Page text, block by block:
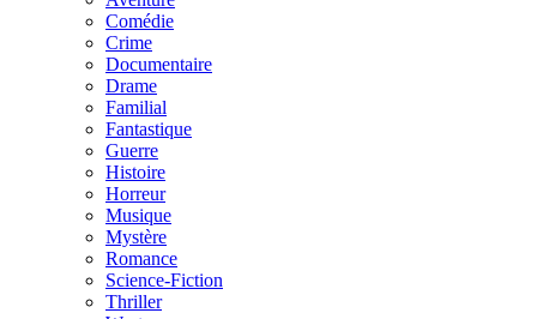
Comédie
Crime
Documentaire
Drame
Familial
Fantastique
Guerre
Histoire
Horreur
Musique
Mystère
Romance
Science-Fiction
Thriller